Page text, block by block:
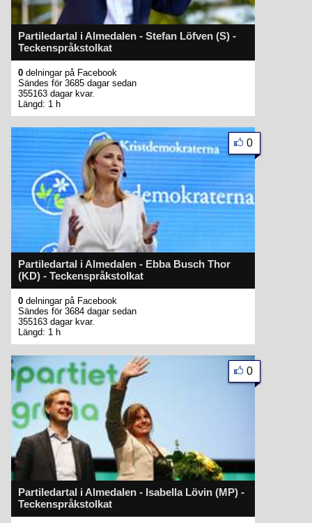
Partiledartal i Almedalen - Stefan Löfven (S) -
Teckenspråkstolkat
0 delningar på Facebook
Sändes för 3685 dagar sedan
355163 dagar kvar.
Längd: 1 h
Partiledartal i Almedalen - Ebba Busch Thor
(KD) - Teckenspråkstolkat
0
0 delningar på Facebook
Sändes för 3684 dagar sedan
355163 dagar kvar.
Längd: 1 h
Partiledartal i Almedalen - Isabella Lövin (MP) -
Teckenspråkstolkat
0